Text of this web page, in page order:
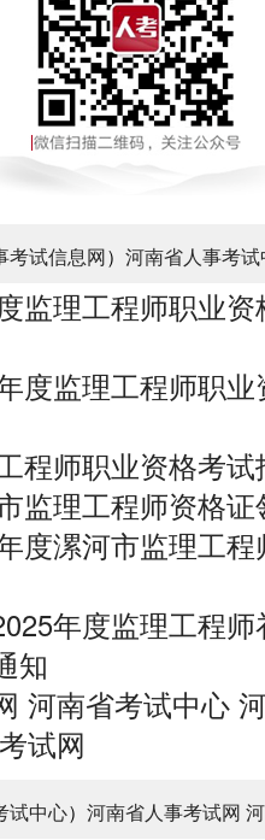
考试信息网） 河南省人事考
监理工程师职业
度监理工程师职
程师职业资格考
监理工程师资格
度漯河市监理工
年度监理工程
知
河南省考试中心
试网
试中心） 河南省人事考试网